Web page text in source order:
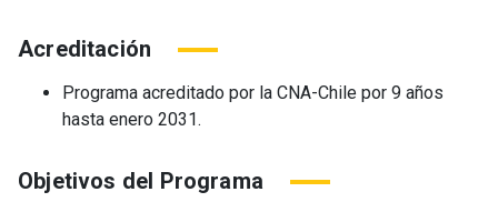
Acreditación
Programa acreditado por la CNA-Chile por 9 años
hasta enero 2031.
Objetivos del Programa